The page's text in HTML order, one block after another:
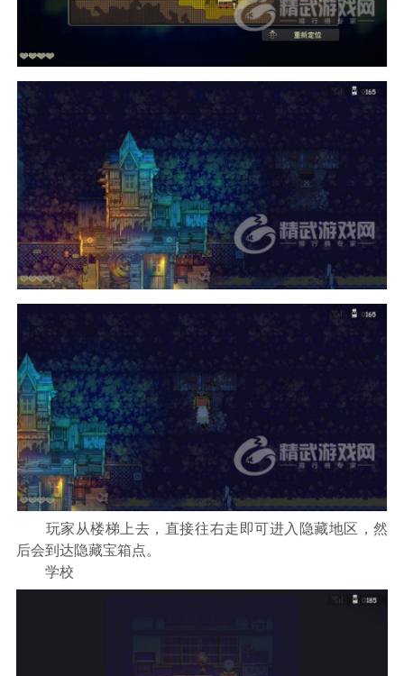
玩家从楼梯上去，直接往右走即可进入隐藏地区，然
后会到达隐藏宝箱点。
学校